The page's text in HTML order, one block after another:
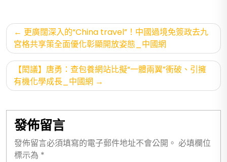
文
章
導
覽
更廣闊深入的“China travel”！中國過境免簽政去九
宮格共享策全面優化彰顯開放姿態_中國網
【閎議】唐勇：查包養網站比擬“一體兩翼”衝破、引擁
有機化學成長_中國網
發佈留言
發佈留言必須填寫的電子郵件地址不會公開。 必填欄位
標示為 *